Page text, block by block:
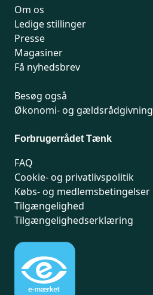
Om os
Ledige stillinger
Presse
Magasiner
Få nyhedsbrev
Besøg også
Økonomi- og gældsrådgivning
Forbrugerrådet Tænk
FAQ
Cookie- og privatlivspolitik
Købs- og medlemsbetingelser
Tilgængelighed
Tilgængelighedserklæring